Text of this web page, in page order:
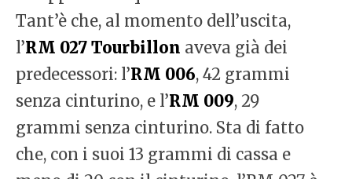
Tant’è che, al momento dell’uscita,
l’RM 027 Tourbillon aveva già dei
predecessori: l’RM 006, 42 grammi
senza cinturino, e l’RM 009, 29
grammi senza cinturino. Sta di fatto
che, con i suoi 13 grammi di cassa e